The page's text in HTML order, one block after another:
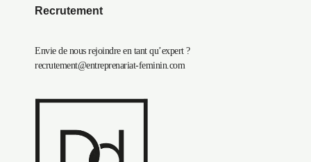
Recrutement
Envie de nous rejoindre en tant qu’expert ?
recrutement@entreprenariat-feminin.com